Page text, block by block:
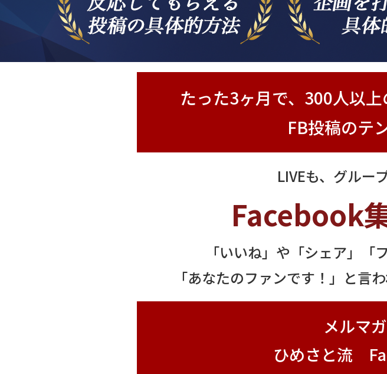
たった3ヶ月で、300人以
FB投稿のテ
LIVEも、グルー
Facebook
「いいね」や「シェア」「
「あなたのファンです！」と言
メルマ
ひめさと流